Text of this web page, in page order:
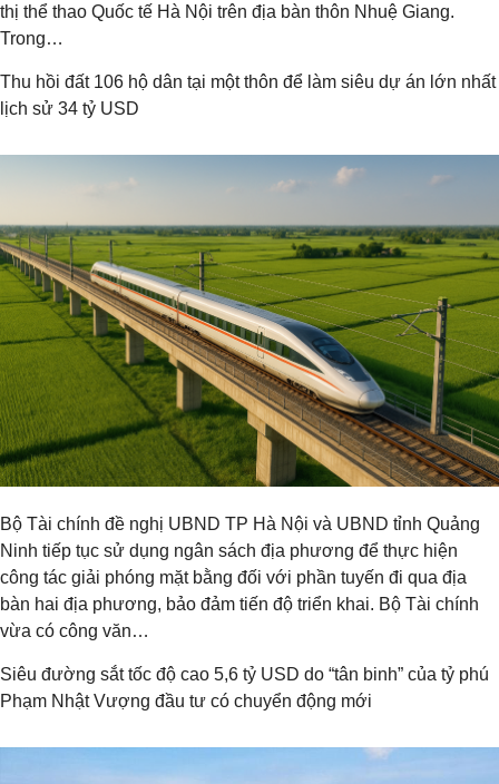
thị thể thao Quốc tế Hà Nội trên địa bàn thôn Nhuệ Giang.
Trong…
Thu hồi đất 106 hộ dân tại một thôn để làm siêu dự án lớn nhất
lịch sử 34 tỷ USD
Bộ Tài chính đề nghị UBND TP Hà Nội và UBND tỉnh Quảng
Ninh tiếp tục sử dụng ngân sách địa phương để thực hiện
công tác giải phóng mặt bằng đối với phần tuyến đi qua địa
bàn hai địa phương, bảo đảm tiến độ triển khai. Bộ Tài chính
vừa có công văn…
Siêu đường sắt tốc độ cao 5,6 tỷ USD do “tân binh” của tỷ phú
Phạm Nhật Vượng đầu tư có chuyển động mới